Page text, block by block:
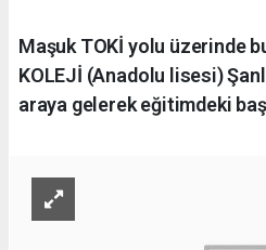
Maşuk TOKİ yolu üzerinde
KOLEJİ (Anadolu lisesi)
araya gelerek eğitimdeki